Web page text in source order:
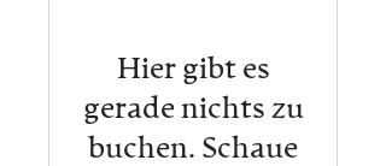
Hier gibt es
gerade nichts zu
buchen. Schaue